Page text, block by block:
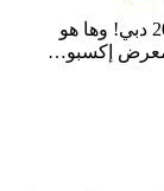
بعد طول انتظار، انطلق أخيراً معرض إكسبو 2020 دبي! وها هو
معرض إكسبو…